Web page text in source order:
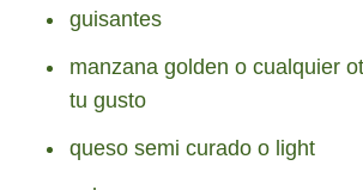
guisantes
manzana golden o cualquier
tu gusto
queso semi curado o light